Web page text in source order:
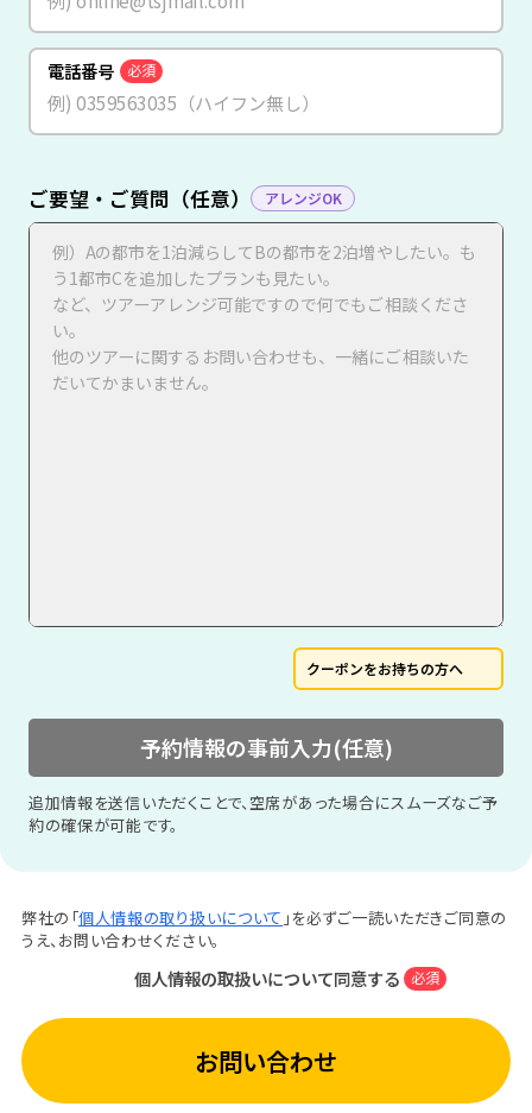
電話番号 必須
ご要望・ご質問（任意） アレンジOK
クーポンをお持ちの方へ
予約情報の事前入力(任意)
追加情報を送信いただくことで、空席があった場合にスムーズなご予
約の確保が可能です。
弊社の「個人情報の取り扱いについて 」を必ずご一読いただきご同意の
うえ、お問い合わせください。
個人情報の取扱いについて同意する 必須
お問い合わせ